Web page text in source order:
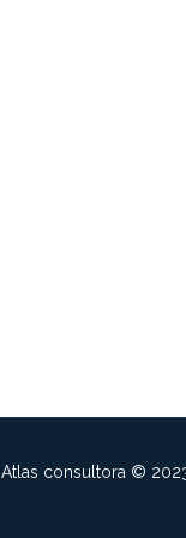
Atlas consultora ©